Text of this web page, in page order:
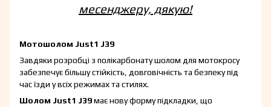
месенджеру, дякую!
Мотошолом Just1 J39
Завдяки розробці з полікарбонату шолом для мотокросу
забезпечує більшу стійкість, довговічність та безпеку під
час їзди у всіх режимах та стилях.
Шолом Just1 J39має нову форму підкладки, що